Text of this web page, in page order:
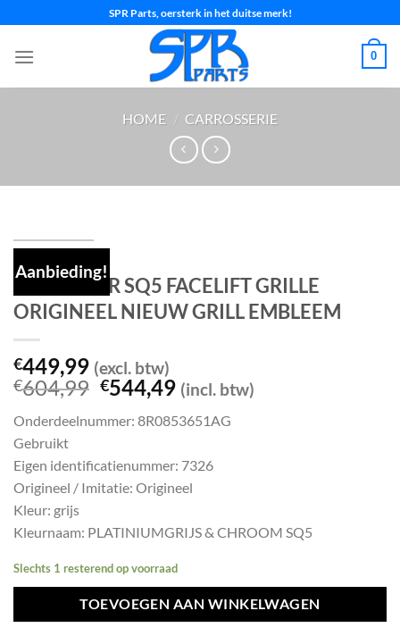
inhoud
SPR Parts, oersterk in het duitse merk!
0
HOME / CARROSSERIE
Aanbieding!
AUDI Q5 8R SQ5 FACELIFT GRILLE
ORIGINEEL NIEUW GRILL EMBLEEM
€449,99 (excl. btw)
€604,99 Oorspronkelijke
was:
€544,49Huidige
prijs
is:
(incl. btw)
Onderdeelnummer: 8R0853651AG
Gebruikt
Eigen identificatienummer: 7326
Origineel / Imitatie: Origineel
Kleur: grijs
Kleurnaam: PLATINIUMGRIJS & CHROOM SQ5
Slechts 1 resterend op voorraad
TOEVOEGEN AAN WINKELWAGEN